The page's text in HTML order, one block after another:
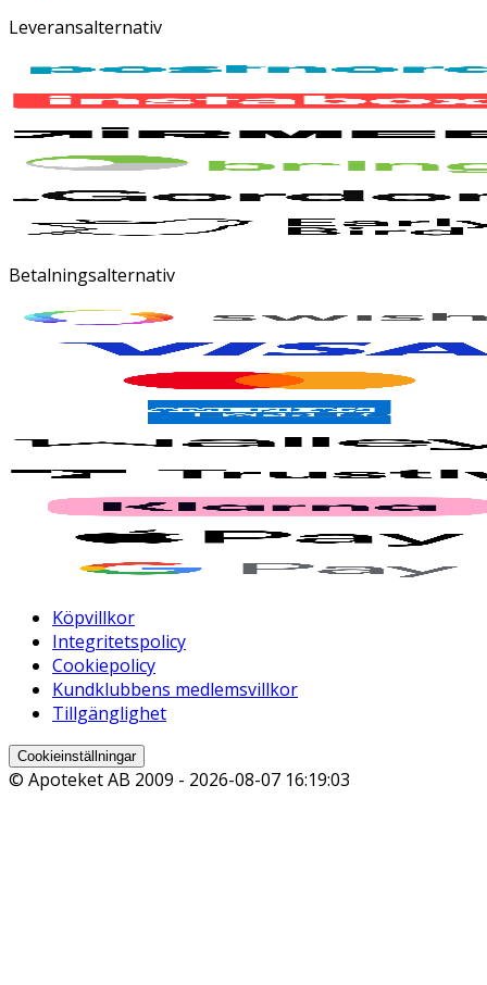
Leveransalternativ
Betalningsalternativ
Köpvillkor
Integritetspolicy
Cookiepolicy
Kundklubbens medlemsvillkor
Tillgänglighet
Cookieinställningar
© Apoteket AB 2009 - 2026-08-07 16:19:03